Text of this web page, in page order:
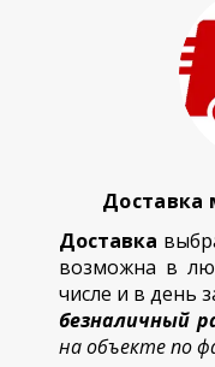
Доставка
Доставка
возможна в
числе и в день
безналичный
на объекте по